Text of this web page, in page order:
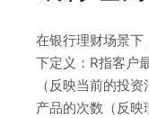
在银行理财场景下
下定义：R指客户
（反映当前的投
产品的次数（反映